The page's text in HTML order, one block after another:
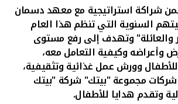
شراكة استراتيجية مع معهد دسمان
السنوية التي تنظم هذا العام
وتهدف إلى رفع مستوى
وأعراضه وكيفية التعامل معه،
وورش عمل غذائية وتثقيفية،
مجموعة "بيتك" شركة "بيتك
وتقدم هدايا للأطفال.